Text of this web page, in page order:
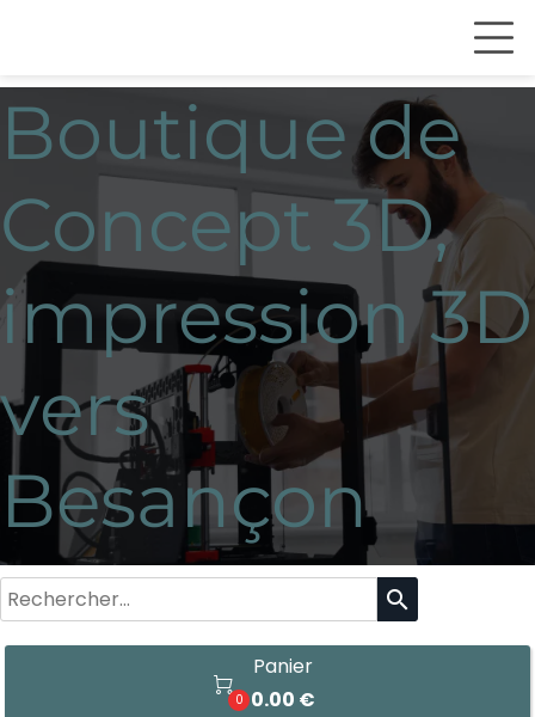
Boutique de
Concept 3D,
impression 3D
vers
Besançon
search

0
Panier
0.00 €